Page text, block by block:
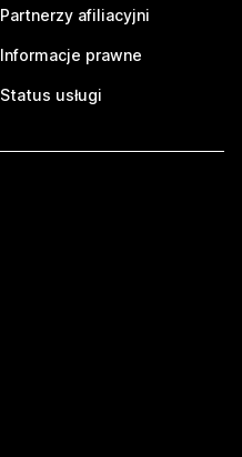
Partnerzy afiliacyjni
Informacje prawne
Status usługi